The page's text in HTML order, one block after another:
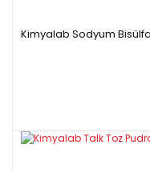
Kimyalab Sodyum